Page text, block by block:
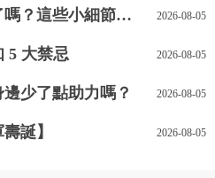
？這些小細節別
2026-08-05
5 大禁忌 2026-08-05
少了點助力嗎？ 2026-08-05
誕】 2026-08-05